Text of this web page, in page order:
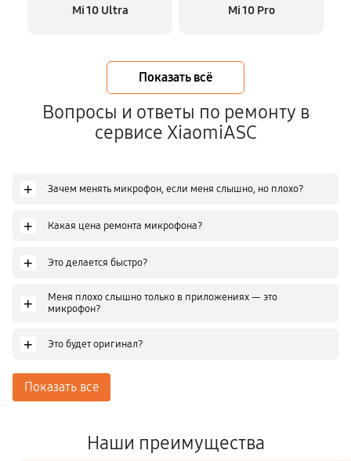
Mi 10 Ultra Mi 10 Pro
Показать всё
Вопросы и ответы по ремонту в
сервисе XiaomiASC
+ Зачем менять микрофон, если меня слышно, но плохо?
+ Какая цена ремонта микрофона?
+ Это делается быстро?
+
Меня плохо слышно только в приложениях — это
микрофон?
+ Это будет оригинал?
Показать все
Наши преимущества